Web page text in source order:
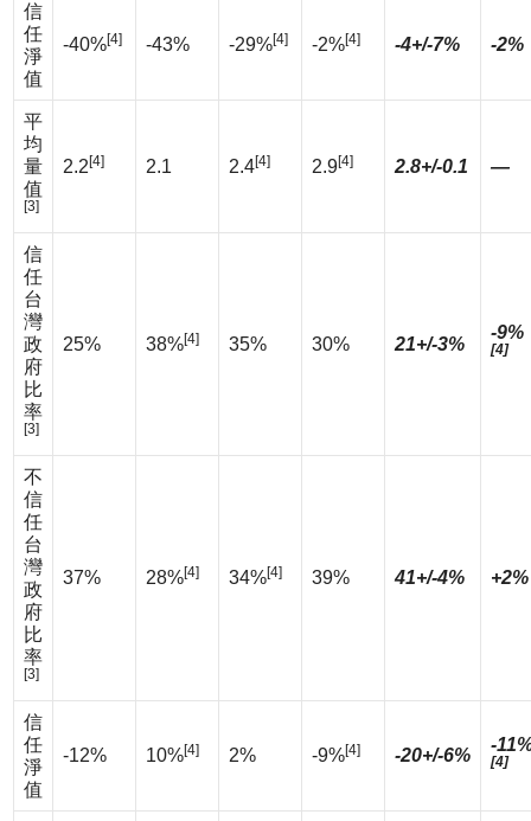
信
任
淨
值
-40%[4] -43% -29%[4] -2%[4] -4+/-7% -2%
平
均
量
值
[3]
2.2 [4] 2.1 2.4[4] 2.9[4] 2.8+/-0.1 —
信
任
台
灣
政
府
比
率
[3]
25% 38%[4] 35% 30% 21+/-3%
-9%
[4]
不
信
任
台
灣
政
府
比
率
[3]
37% 28%[4] 34%[4] 39% 41+/-4% +2%
信
任
淨
值
-12% 10%[4] 2% -9%[4] -20+/-6%
-
[4]